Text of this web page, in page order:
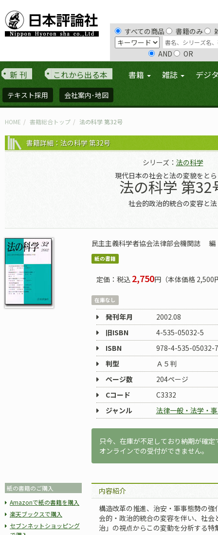
すべての商品 書籍のみ
AND OR
新 刊 これから出る本 書籍 雑誌 デジ
テキスト採用 会社案内･地図
HOME 書籍総合トップ 法の科学 第32号
書籍詳細：法の科学 第32号
シリーズ： 法の科学
現代日本の社会と法の変貌をと
法の科学 第32
社会的政治的統合の変容と法
民主主義科学者協会法律部会機関誌 編
紙の書籍
定価：税込 2,750円（本体価格 2,500
在庫なし
発刊年月
2002.08
旧ISBN
4-535-05032-5
ISBN
978-4-535-05032-7
判型
Ａ５判
ページ数
204ページ
Cコード
C3332
ジャンル
法律一般・法学・
只今、在庫が不足しており納期が確定
オンラインでの受付ができません。
紙の書籍のご購入
Amazonで紙の書籍を購入
楽天ブックスで購入
セブンネットショッピング
内容紹介
構造改革の推進、治安・軍事態勢の
会的・政治的統合の変容を伴い、社
治」の視点からこの変動を分析する特